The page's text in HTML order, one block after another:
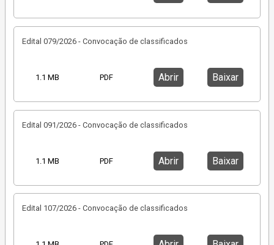
Edital 079/2026 - Convocação de classificados
1.1 MB PDF Abrir Baixar
Edital 091/2026 - Convocação de classificados
1.1 MB PDF Abrir Baixar
Edital 107/2026 - Convocação de classificados